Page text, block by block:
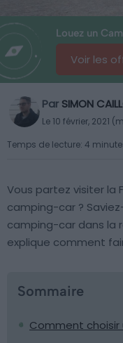
Louez un
Voir les
Par SIMON
Le 10 février, 2021
Temps de lecture: 4
Vous partez visiter la
camping-car ?
camping-car dans la
explique comment
Sommaire
Comment choisir